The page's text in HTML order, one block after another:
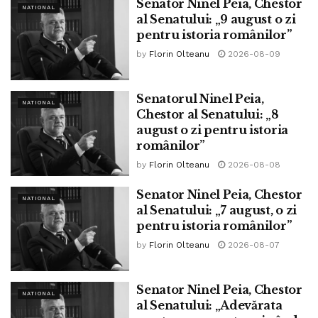
exista extratereștrii, sau cel puțin, nu așa cum cred unii.
„Știu că tu ți-ai dori să existe extratereștrii, Joe, și știu că și
Neil deGrasse Tyson și-ar dori să existe. Și cine știe, poate
că undeva există. Dar ideea că noi (guvernul american) îi
eu am avut un acces incredibil la dosarele CIA și NSA, ale
armatei, toate grupările astea. Și n-am găsit nimic. Dacă
NATIONAL
Senator Ninel Peia, Chestor
al Senatului: „9 august o zi
pentru istoria românilor”
by Florin Olteanu 2026-08-09
NATIONAL
Senatorul Ninel Peia,
Chestor al Senatului: „8
august o zi pentru istoria
românilor”
by Florin Olteanu 2026-08-08
NATIONAL
Senator Ninel Peia, Chestor
al Senatului: „7 august, o zi
pentru istoria românilor”
by Florin Olteanu 2026-08-07
NATIONAL
Senator Ninel Peia, Chestor
al Senatului: „Adevărata